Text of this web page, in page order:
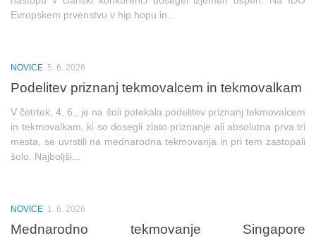
Evropskem prvenstvu v hip hopu in...
NOVICE 5. 6. 2026
Podelitev priznanj tekmovalcem in tekmovalkam
V četrtek, 4. 6., je na šoli potekala podelitev priznanj tekmovalcem
in tekmovalkam, ki so dosegli zlato priznanje ali absolutna prva tri
mesta, se uvrstili na mednarodna tekmovanja in pri tem zastopali
šolo. Najboljši...
NOVICE 1. 6. 2026
Mednarodno tekmovanje Singapore